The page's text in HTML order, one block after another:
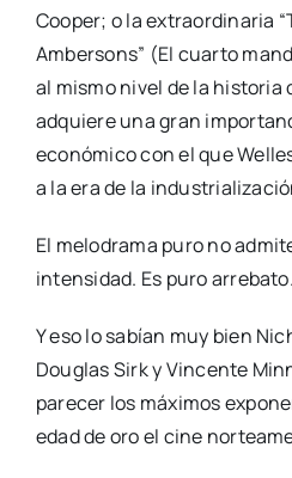
Cooper; o la extraordinaria
Ambersons” (El cuarto
al mismo nivel de la historia
adquiere una gran
económico con el que
a la era de la
El melodrama puro no
intensidad. Es puro arrebato.
Y eso lo sabían muy bien
Douglas Sirk y Vincente
parecer los máximos
edad de oro el cine